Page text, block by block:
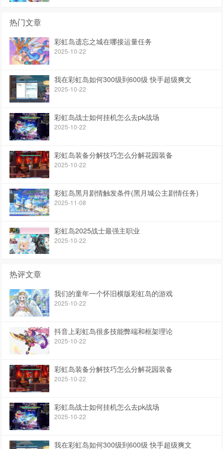
热门文章
彩虹岛遗忘之城在哪接运量任务
2025-10-22
我在彩虹岛如何300级到600级 快手超级爽文
2025-10-22
彩虹岛战士如何挂机怎么去pk战场
2025-10-22
彩虹岛装备分解技巧怎么分解花园装备
2025-10-22
彩虹岛黑月剧情触发条件(黑月城公主剧情任务)
2025-11-08
彩虹岛2025战士最强主职业
2025-10-22
热评文章
我们的童年一个怀旧横版彩虹岛的游戏
2025-10-22
抖音上彩虹岛很多技能弊端和框架理论
2025-10-22
彩虹岛装备分解技巧怎么分解花园装备
2025-10-22
彩虹岛战士如何挂机怎么去pk战场
2025-10-22
我在彩虹岛如何300级到600级 快手超级爽文